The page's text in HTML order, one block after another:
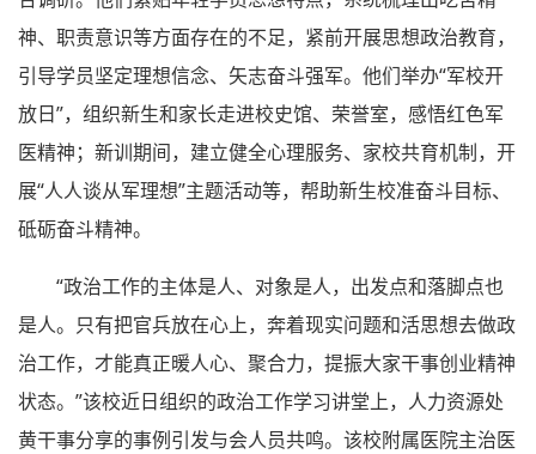
神、职责意识等方面存在的不足，紧前开展思想政治教育，
引导学员坚定理想信念、矢志奋斗强军。他们举办“军校开
放日”，组织新生和家长走进校史馆、荣誉室，感悟红色军
医精神；新训期间，建立健全心理服务、家校共育机制，开
展“人人谈从军理想”主题活动等，帮助新生校准奋斗目标、
砥砺奋斗精神。
“政治工作的主体是人、对象是人，出发点和落脚点也
是人。只有把官兵放在心上，奔着现实问题和活思想去做政
治工作，才能真正暖人心、聚合力，提振大家干事创业精神
状态。”该校近日组织的政治工作学习讲堂上，人力资源处
黄干事分享的事例引发与会人员共鸣。该校附属医院主治医